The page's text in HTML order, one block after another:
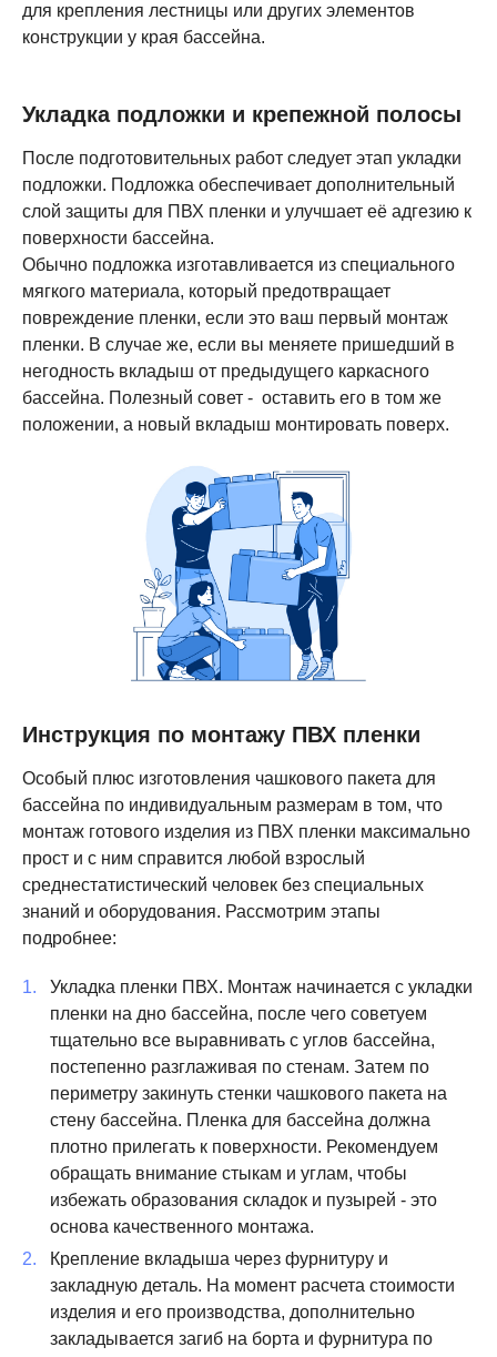
для крепления лестницы или других элементов
конструкции у края бассейна.
Укладка подложки и крепежной полосы
После подготовительных работ следует этап укладки
подложки. Подложка обеспечивает дополнительный
слой защиты для ПВХ пленки и улучшает её адгезию к
поверхности бассейна.
Обычно подложка изготавливается из специального
мягкого материала, который предотвращает
повреждение пленки, если это ваш первый монтаж
пленки. В случае же, если вы меняете пришедший в
негодность вкладыш от предыдущего каркасного
бассейна. Полезный совет - оставить его в том же
положении, а новый вкладыш монтировать поверх.
Инструкция по монтажу ПВХ пленки
Особый плюс изготовления чашкового пакета для
бассейна по индивидуальным размерам в том, что
монтаж готового изделия из ПВХ пленки максимально
прост и с ним справится любой взрослый
среднестатистический человек без специальных
знаний и оборудования. Рассмотрим этапы
подробнее:
Укладка пленки ПВХ. Монтаж начинается с укладки
пленки на дно бассейна, после чего советуем
тщательно все выравнивать с углов бассейна,
постепенно разглаживая по стенам. Затем по
периметру закинуть стенки чашкового пакета на
стену бассейна. Пленка для бассейна должна
плотно прилегать к поверхности. Рекомендуем
обращать внимание стыкам и углам, чтобы
избежать образования складок и пузырей - это
основа качественного монтажа.
Крепление вкладыша через фурнитуру и
закладную деталь. На момент расчета стоимости
изделия и его производства, дополнительно
закладывается загиб на борта и фурнитура по